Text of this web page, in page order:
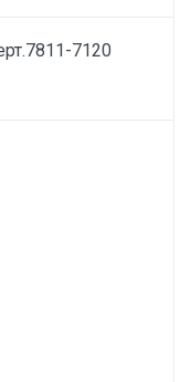
7120